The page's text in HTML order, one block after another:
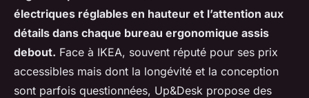
électriques réglables en hauteur et l’attention aux
détails dans chaque bureau ergonomique assis
debout. Face à IKEA, souvent réputé pour ses prix
accessibles mais dont la longévité et la conception
sont parfois questionnées, Up&Desk propose des